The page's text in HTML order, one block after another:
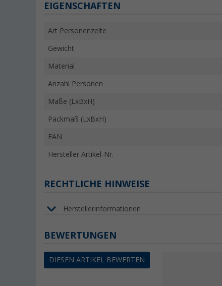
EIGENSCHAFTEN
Art Personenzelte
Gewicht
Material
Anzahl Personen
Maße (LxBxH)
Packmaß (LxBxH)
EAN
Hersteller Artikel-Nr.
RECHTLICHE HINWEISE
Herstellerinformationen
BEWERTUNGEN
DIESEN ARTIKEL BEWERTEN